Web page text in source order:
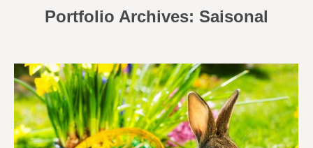
Portfolio Archives: Saisonal